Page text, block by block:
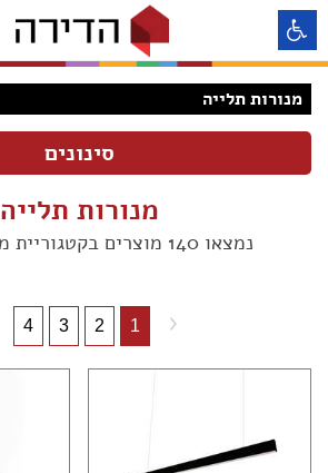
מנורות תלייה
(139)
מנורות תלייה
נמצאו 140 מוצרים בקטגוריית מנורות תלייה
1
2
3
4
התאמה לקורא מסך
התאמה לכבדי ראיה
Aא Aא